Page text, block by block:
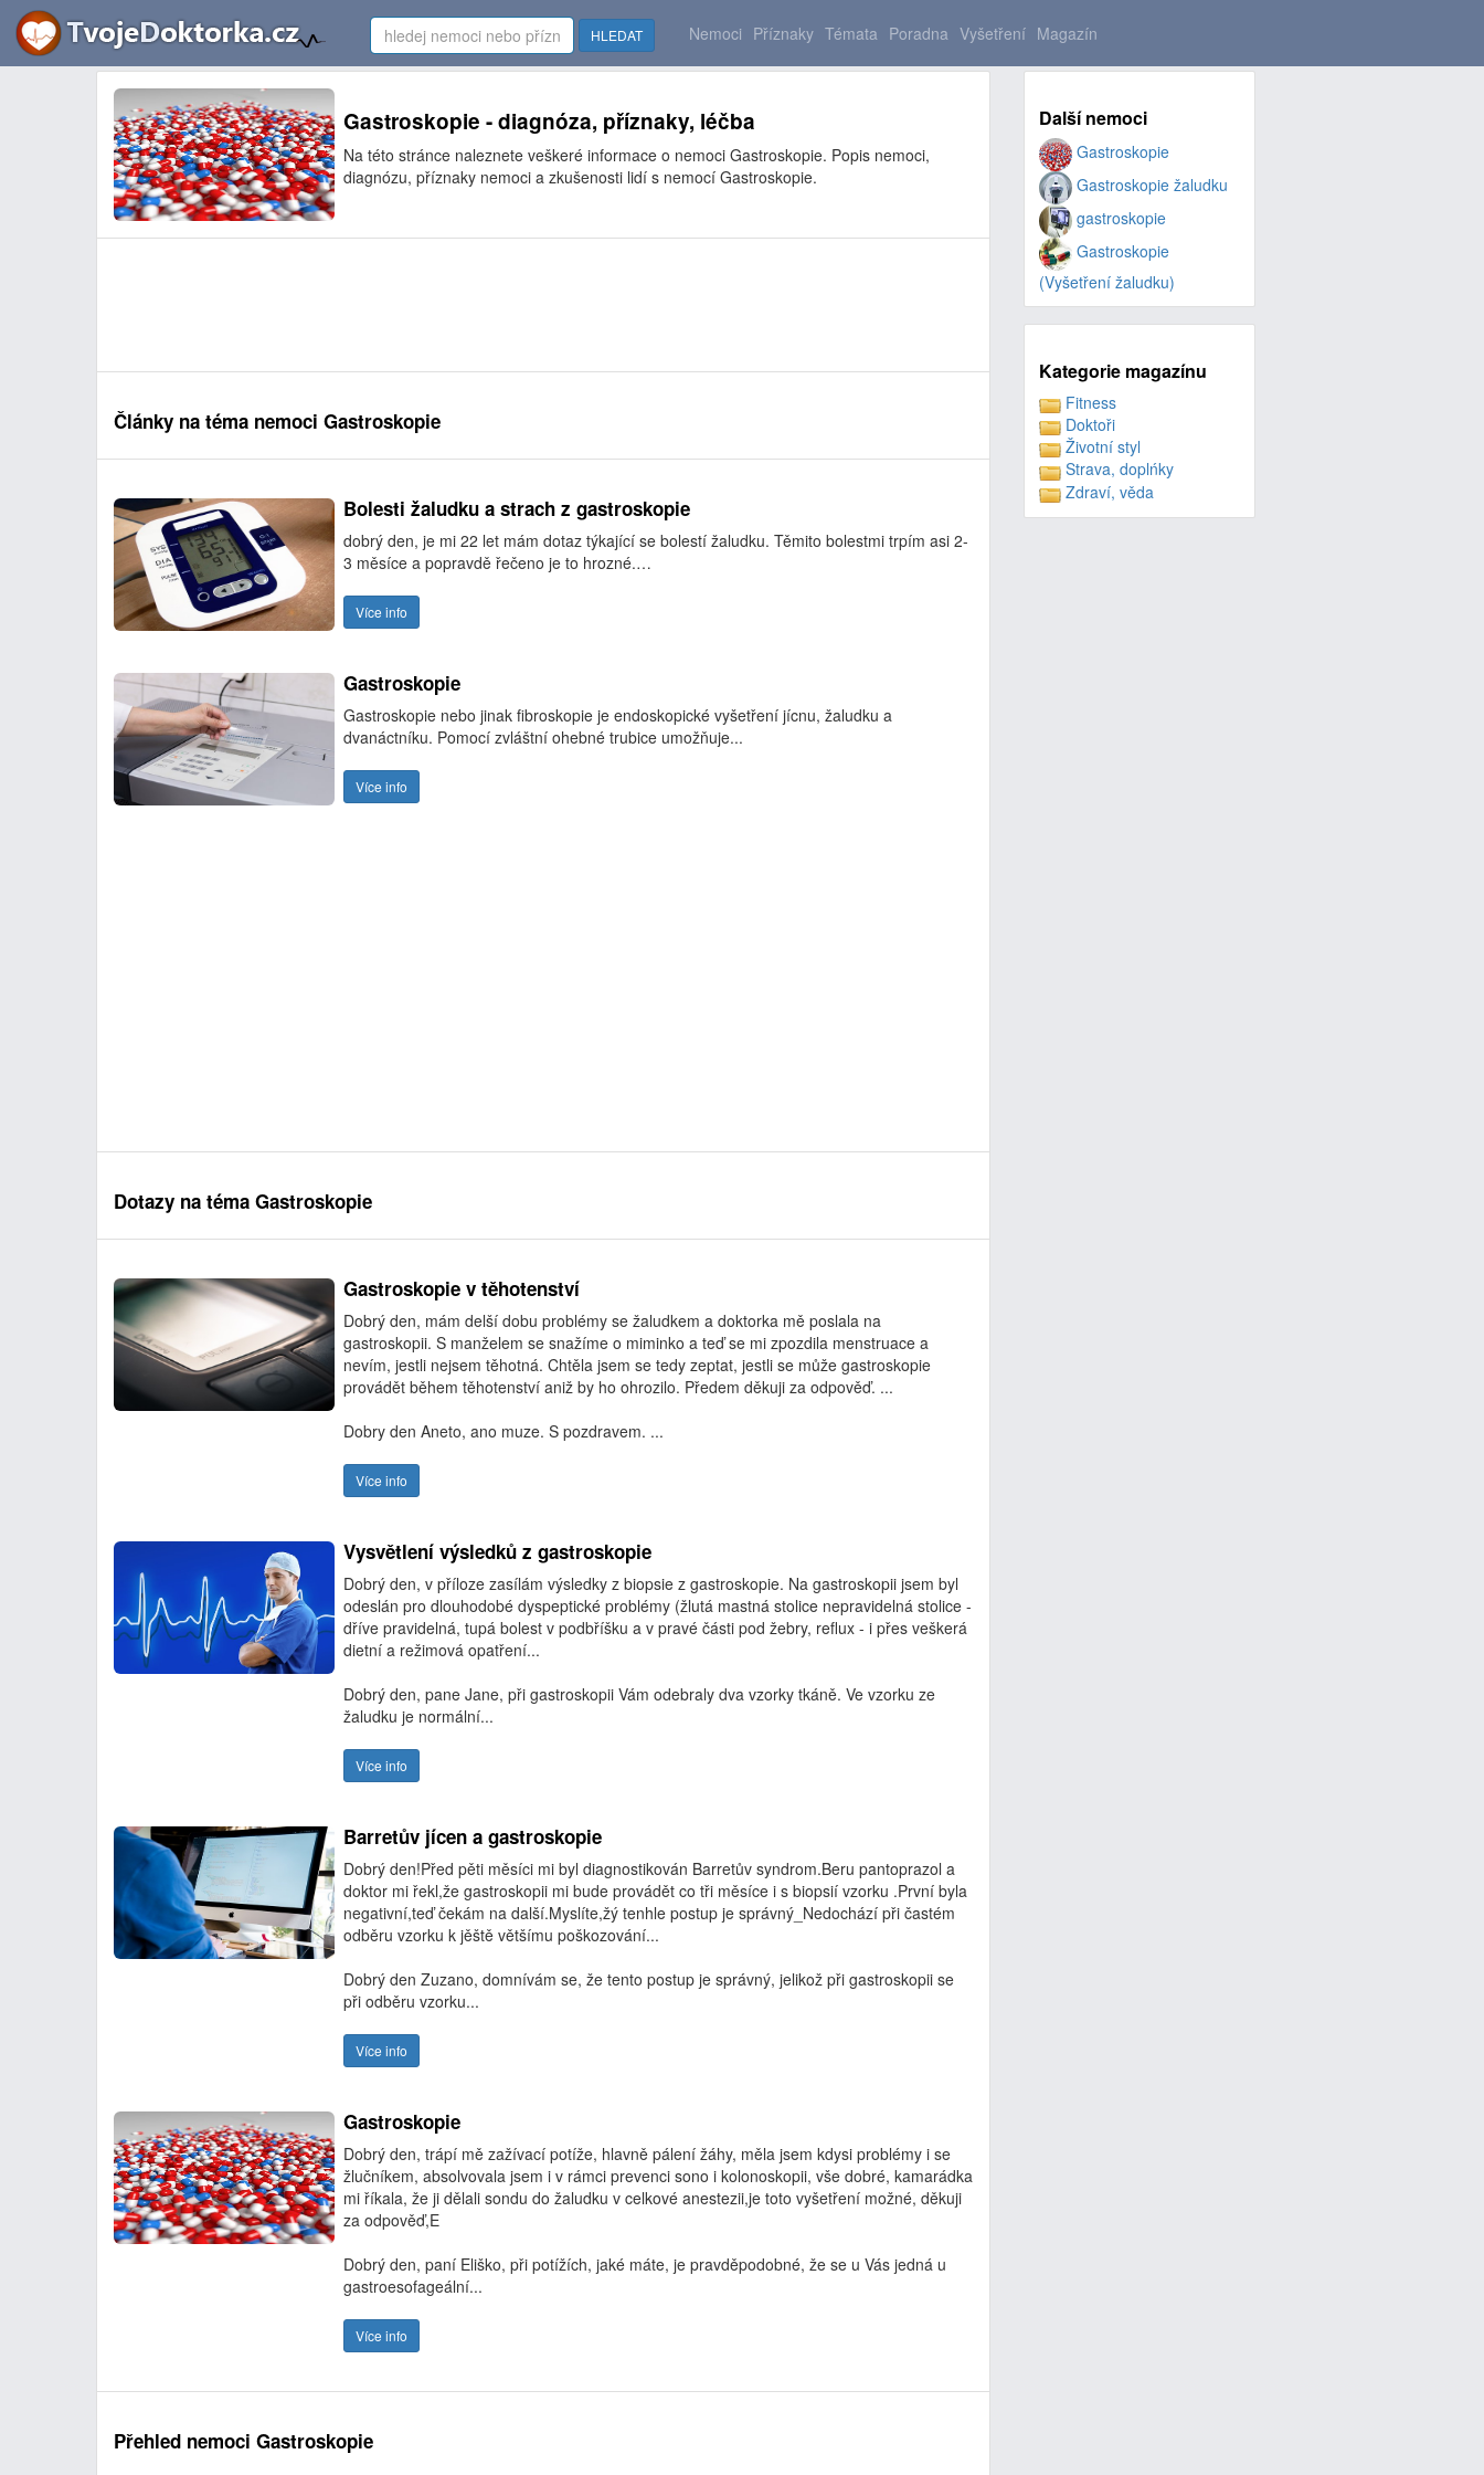
HLEDAT Nemoci Příznaky Témata Poradna Vyšetření Magazín
Gastroskopie - diagnóza, příznaky, léčba
Na této stránce naleznete veškeré informace o nemoci Gastroskopie. Popis nemoci,
diagnózu, příznaky nemoci a zkušenosti lidí s nemocí Gastroskopie.
Články na téma nemoci Gastroskopie
Bolesti žaludku a strach z gastroskopie
dobrý den, je mi 22 let mám dotaz týkající se bolestí žaludku. Těmito bolestmi trpím asi 2-
3 měsíce a popravdě řečeno je to hrozné.…
Více info
Gastroskopie
Gastroskopie nebo jinak fibroskopie je endoskopické vyšetření jícnu, žaludku a
dvanáctníku. Pomocí zvláštní ohebné trubice umožňuje...
Více info
Dotazy na téma Gastroskopie
Gastroskopie v těhotenství
Dobrý den, mám delší dobu problémy se žaludkem a doktorka mě poslala na
gastroskopii. S manželem se snažíme o miminko a teď se mi zpozdila menstruace a
nevím, jestli nejsem těhotná. Chtěla jsem se tedy zeptat, jestli se může gastroskopie
provádět během těhotenství aniž by ho ohrozilo. Předem děkuji za odpověď. ...
Dobry den Aneto, ano muze. S pozdravem. ...
Více info
Vysvětlení výsledků z gastroskopie
Dobrý den, v příloze zasílám výsledky z biopsie z gastroskopie. Na gastroskopii jsem byl
odeslán pro dlouhodobé dyspeptické problémy (žlutá mastná stolice nepravidelná stolice -
dříve pravidelná, tupá bolest v podbříšku a v pravé části pod žebry, reflux - i přes veškerá
dietní a režimová opatření...
Dobrý den, pane Jane, při gastroskopii Vám odebraly dva vzorky tkáně. Ve vzorku ze
žaludku je normální...
Více info
Barretův jícen a gastroskopie
Dobrý den!Před pěti měsíci mi byl diagnostikován Barretův syndrom.Beru pantoprazol a
doktor mi řekl,že gastroskopii mi bude provádět co tři měsíce i s biopsií vzorku .První byla
negativní,teď čekám na další.Myslíte,žý tenhle postup je správný_Nedochází při častém
odběru vzorku k jěště většímu poškozování...
Dobrý den Zuzano, domnívám se, že tento postup je správný, jelikož při gastroskopii se
při odběru vzorku...
Více info
Gastroskopie
Dobrý den, trápí mě zažívací potíže, hlavně pálení žáhy, měla jsem kdysi problémy i se
žlučníkem, absolvovala jsem i v rámci prevenci sono i kolonoskopii, vše dobré, kamarádka
mi říkala, že ji dělali sondu do žaludku v celkové anestezii,je toto vyšetření možné, děkuji
za odpověď,E
Dobrý den, paní Eliško, při potížích, jaké máte, je pravděpodobné, že se u Vás jedná u
gastroesofageální...
Více info
Přehled nemoci Gastroskopie
Další nemoci
Gastroskopie
Gastroskopie žaludku
gastroskopie
Gastroskopie
(Vyšetření žaludku)
Kategorie magazínu
Fitness
Doktoři
Životní styl
Strava, doplńky
Zdraví, věda